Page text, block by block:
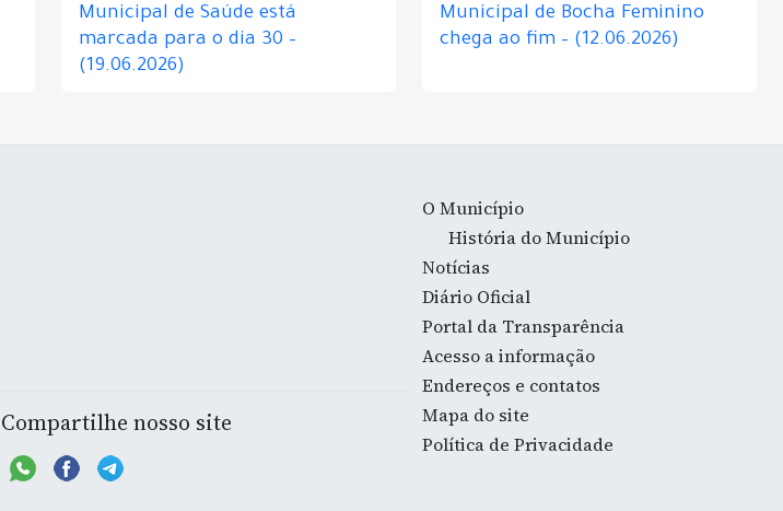
Municipal de Saúde está
marcada para o dia 30 –
(19.06.2026)
Municipal de Bocha Feminino
chega ao fim – (12.06.2026)
Compartilhe nosso site
O Município
História do Município
Notícias
Diário Oficial
Portal da Transparência
Acesso a informação
Endereços e contatos
Mapa do site
Política de Privacidade